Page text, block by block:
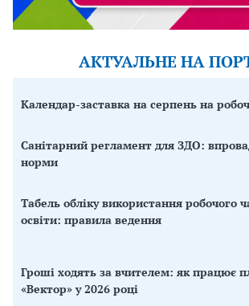
АКТУАЛЬНЕ НА
Календар-заставка на серпень на
Санітарний регламент для ЗДО:
норми
Табель обліку використання робочого
освіти: правила ведення
Гроші ходять за вчителем: як працює
«Вектор» у 2026 році